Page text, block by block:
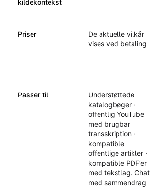
kildekontekst
Priser
De aktuelle vilkår
vises ved betaling
Passer til
Understøttede
katalogbøger ·
offentlig YouTube
med brugbar
transskription ·
kompatible
offentlige artikler ·
kompatible PDF’er
med tekstlag. Chat
med sammendrag